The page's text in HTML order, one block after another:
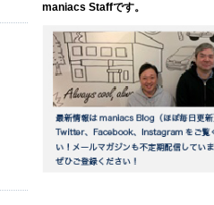
maniacs Staffです。